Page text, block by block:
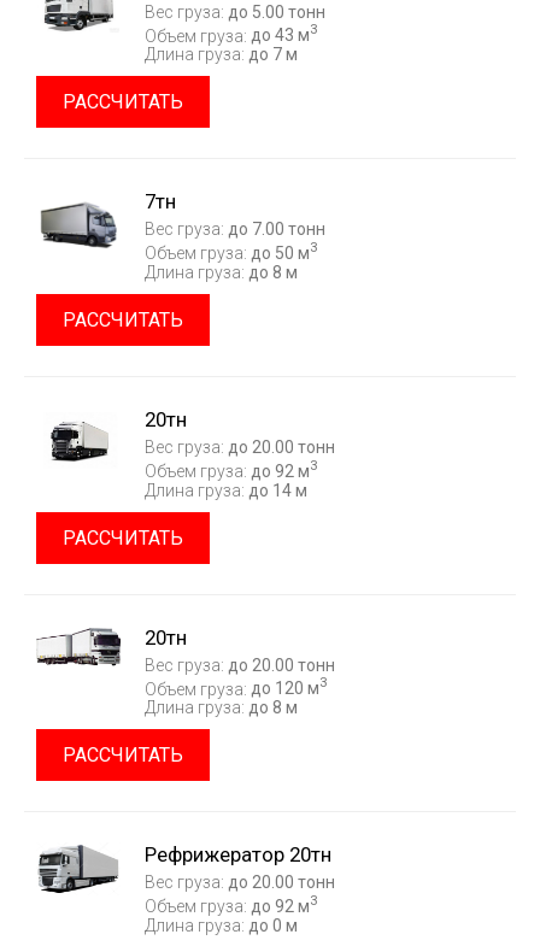
Вес груза: до 5.00 тонн
Объем груза: до 43 м3
Длина груза: до 7 м
РАССЧИТАТЬ
7тн
Вес груза: до 7.00 тонн
Объем груза: до 50 м3
Длина груза: до 8 м
РАССЧИТАТЬ
20тн
Вес груза: до 20.00 тонн
Объем груза: до 92 м3
Длина груза: до 14 м
РАССЧИТАТЬ
20тн
Вес груза: до 20.00 тонн
Объем груза: до 120 м3
Длина груза: до 8 м
РАССЧИТАТЬ
Рефрижератор 20тн
Вес груза: до 20.00 тонн
Объем груза: до 92 м3
Длина груза: до 0 м